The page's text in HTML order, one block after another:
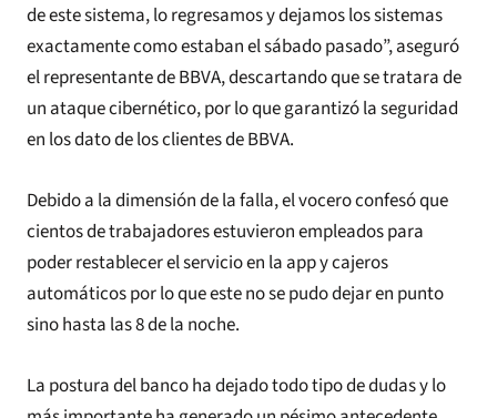
de este sistema, lo regresamos y dejamos los sistemas
exactamente como estaban el sábado pasado”, aseguró
el representante de BBVA, descartando que se tratara de
un ataque cibernético, por lo que garantizó la seguridad
en los dato de los clientes de BBVA.
Debido a la dimensión de la falla, el vocero confesó que
cientos de trabajadores estuvieron empleados para
poder restablecer el servicio en la app y cajeros
automáticos por lo que este no se pudo dejar en punto
sino hasta las 8 de la noche.
La postura del banco ha dejado todo tipo de dudas y lo